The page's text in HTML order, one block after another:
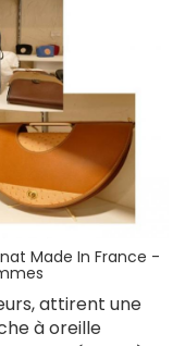
Made In France -
attirent une
à oreille